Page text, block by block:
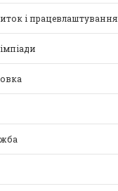
і працевлаштування